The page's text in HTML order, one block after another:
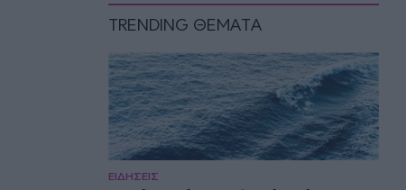
TRENDING ΘΕΜΑΤΑ
ΕΙΔΗΣΕΙΣ